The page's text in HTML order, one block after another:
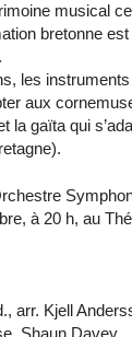
musical
bretonne
les
aux
la gaïta qui
à 20 h, au
arr. Kjell